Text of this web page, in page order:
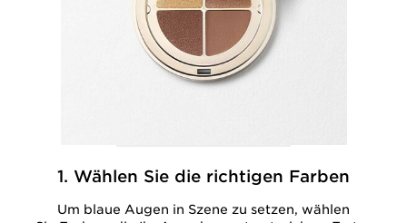
1. Wählen Sie die richtigen Farben
Um blaue Augen in Szene zu setzen, wählen